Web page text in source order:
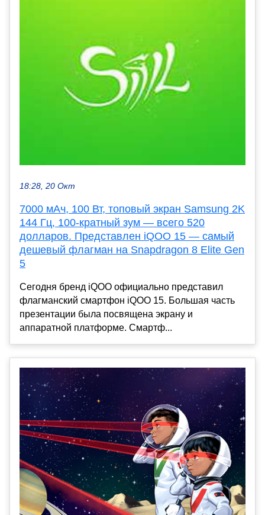
18:28, 20 Окт
7000 мАч, 100 Вт, топовый экран Samsung 2K
144 Гц, 100-кратный зум — всего 520
долларов. Представлен iQOO 15 — самый
дешевый флагман на Snapdragon 8 Elite Gen
5
Сегодня бренд iQOO официально представил
флагманский смартфон iQOO 15. Большая часть
презентации была посвящена экрану и
аппаратной платформе. Смартф...